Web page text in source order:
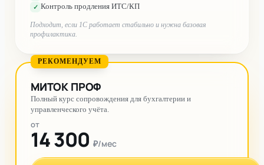
✓ Контроль продления ИТС/КП
Подходит, если 1С работает стабильно и нужна базовая
профилактика.
РЕКОМЕНДУЕМ
МИТОК ПРОФ
Полный курс сопровождения для бухгалтерии и
управленческого учёта.
от
14 300 ₽/мес